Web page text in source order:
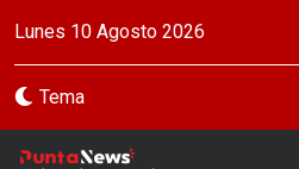
Lunes 10 Agosto 2026
Tema